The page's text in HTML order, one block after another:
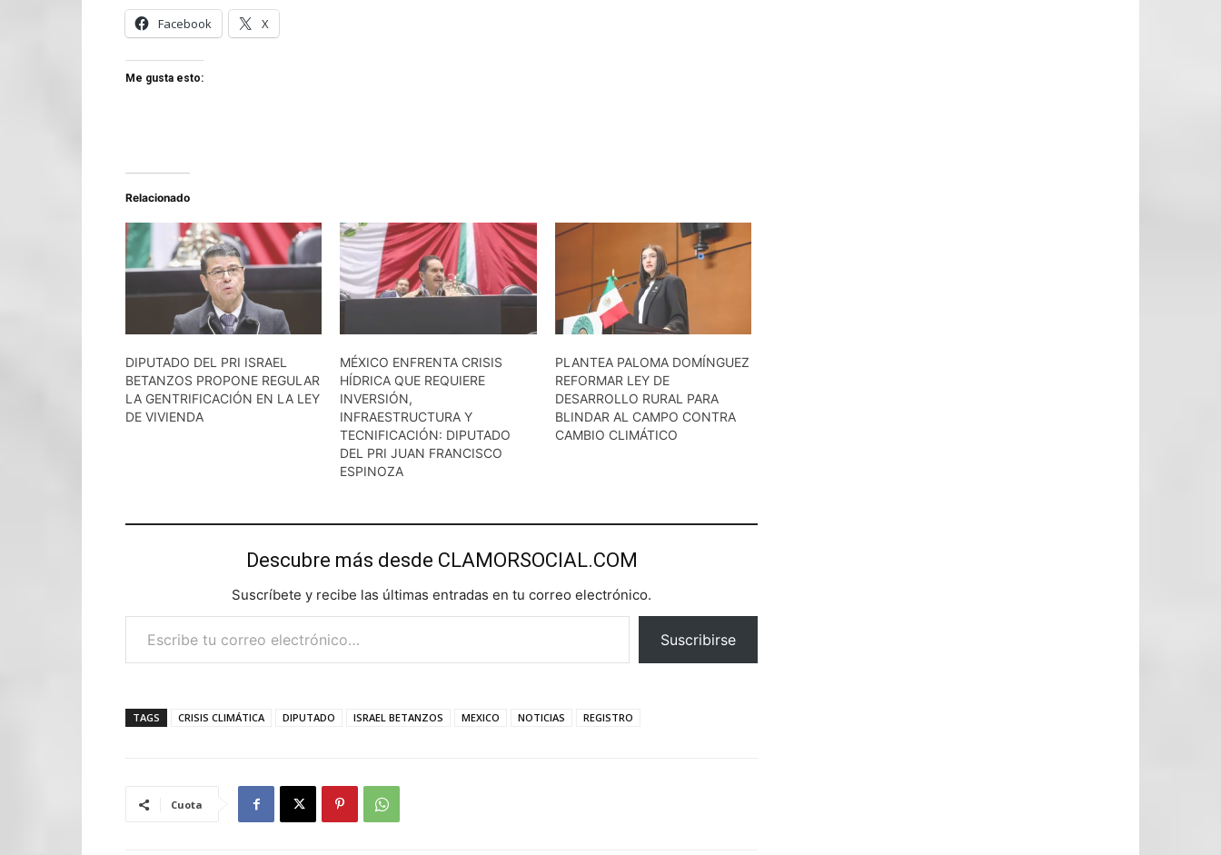
Facebook X
Me gusta esto:
Relacionado
DIPUTADO DEL PRI ISRAEL
BETANZOS PROPONE REGULAR
LA GENTRIFICACIÓN EN LA LEY
DE VIVIENDA
MÉXICO ENFRENTA CRISIS
HÍDRICA QUE REQUIERE
INVERSIÓN,
INFRAESTRUCTURA Y
TECNIFICACIÓN: DIPUTADO
DEL PRI JUAN FRANCISCO
ESPINOZA
PLANTEA PALOMA DOMÍNGUEZ
REFORMAR LEY DE
DESARROLLO RURAL PARA
BLINDAR AL CAMPO CONTRA
CAMBIO CLIMÁTICO
Descubre más desde CLAMORSOCIAL.COM
Suscríbete y recibe las últimas entradas en tu correo electrónico.
Escribe tu correo electrónico…
Suscribirse
TAGS CRISIS CLIMÁTICA DIPUTADO ISRAEL BETANZOS MEXICO NOTICIAS REGISTRO
Cuota